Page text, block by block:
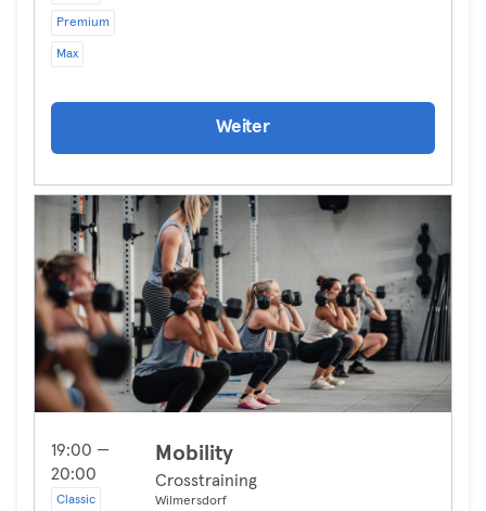
Premium
Max
Weiter
19:00 —
20:00
Classic
Mobility
Crosstraining
Wilmersdorf